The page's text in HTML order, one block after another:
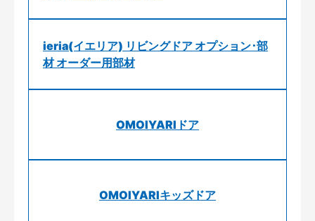
ieria(イエリア) リビングドア オプション･部
材 オーダー用部材
OMOIYARIドア
OMOIYARIキッズドア